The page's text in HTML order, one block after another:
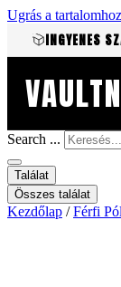
Ugrás a tartalomhoz
INGYENES
Search ...
Találat
Összes találat
Kezdőlap /Férfi